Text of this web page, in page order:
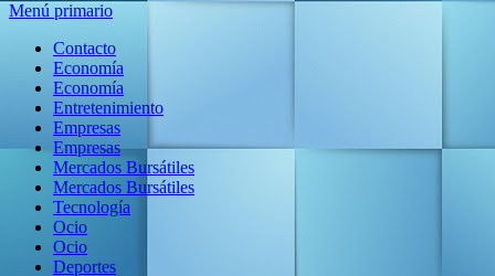
Menú primario
Contacto
Economía
Economía
Entretenimiento
Empresas
Empresas
Mercados Bursátiles
Mercados Bursátiles
Tecnología
Ocio
Ocio
Deportes